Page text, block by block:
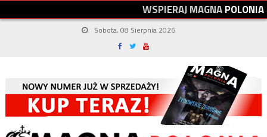
WSPIERAJMAGNAPOLONIA
Sobota, 08 Sierpnia 2026